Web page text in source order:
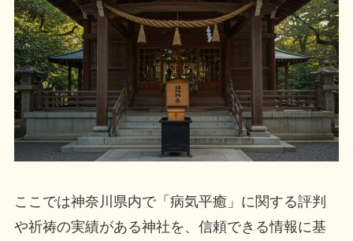
ここでは神奈川県内で「病気平癒」に関する評判
や祈祷の実績がある神社を、信頼できる情報に基